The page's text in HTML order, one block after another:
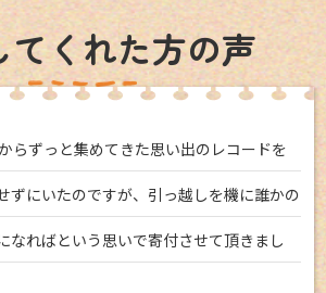
てくれた方の声
らずっと集めてきた思い出のレコードを
ずにいたのですが、引っ越しを機に誰かの
なればという思いで寄付させて頂きまし